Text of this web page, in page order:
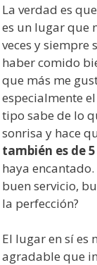
La verdad es
es un lugar que
veces y siempre
haber comido
que más me
especialmente
tipo sabe de lo
sonrisa y hace
también es de
haya
buen servicio,
la perfección?
El lugar en sí es
agradable que